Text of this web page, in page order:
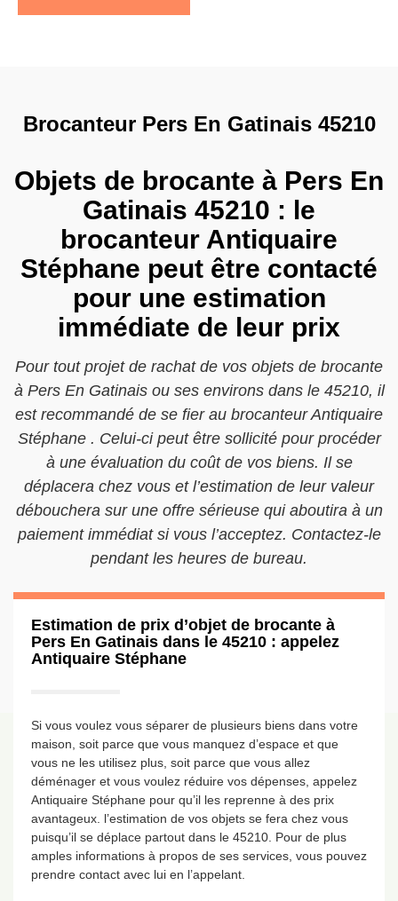
Brocanteur Pers En Gatinais 45210
Objets de brocante à Pers En
Gatinais 45210 : le
brocanteur Antiquaire
Stéphane peut être contacté
pour une estimation
immédiate de leur prix
Pour tout projet de rachat de vos objets de brocante
à Pers En Gatinais ou ses environs dans le 45210, il
est recommandé de se fier au brocanteur Antiquaire
Stéphane . Celui-ci peut être sollicité pour procéder
à une évaluation du coût de vos biens. Il se
déplacera chez vous et l’estimation de leur valeur
débouchera sur une offre sérieuse qui aboutira à un
paiement immédiat si vous l’acceptez. Contactez-le
pendant les heures de bureau.
Estimation de prix d’objet de brocante à
Pers En Gatinais dans le 45210 : appelez
Antiquaire Stéphane
Si vous voulez vous séparer de plusieurs biens dans votre
maison, soit parce que vous manquez d’espace et que
vous ne les utilisez plus, soit parce que vous allez
déménager et vous voulez réduire vos dépenses, appelez
Antiquaire Stéphane pour qu’il les reprenne à des prix
avantageux. l’estimation de vos objets se fera chez vous
puisqu’il se déplace partout dans le 45210. Pour de plus
amples informations à propos de ses services, vous pouvez
prendre contact avec lui en l’appelant.